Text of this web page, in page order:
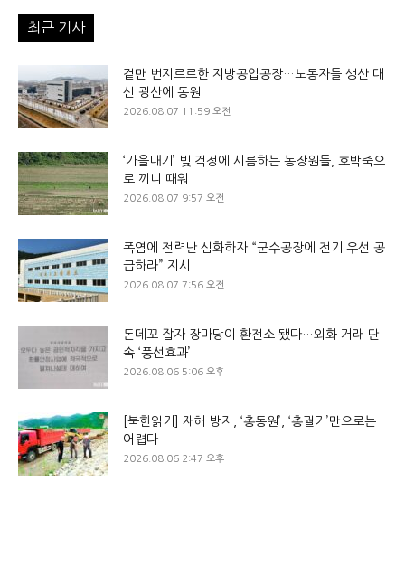
최근 기사
겉만 번지르르한 지방공업공장…노동자들 생산 대
신 광산에 동원
2026.08.07 11:59 오전
‘가을내기’ 빚 걱정에 시름하는 농장원들, 호박죽으
로 끼니 때워
2026.08.07 9:57 오전
폭염에 전력난 심화하자 “군수공장에 전기 우선 공
급하라” 지시
2026.08.07 7:56 오전
돈데꼬 잡자 장마당이 환전소 됐다…외화 거래 단
속 ‘풍선효과’
2026.08.06 5:06 오후
[북한읽기] 재해 방지, ‘총동원’, ‘총궐기’만으로는
어렵다
2026.08.06 2:47 오후